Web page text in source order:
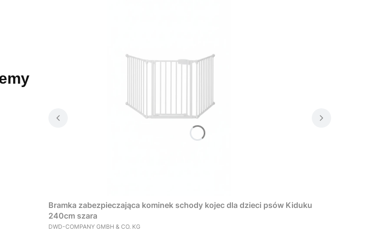
Bramka zabezpieczająca kominek schody kojec dla dzieci psów Kiduku
240cm szara
PRODUCENT
DWD-COMPANY GMBH & CO. KG